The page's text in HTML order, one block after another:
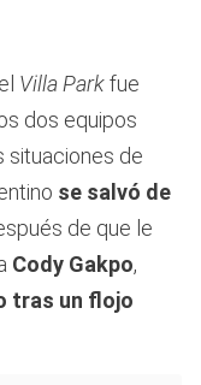
Villa Parkfue
dos equipos
situaciones de
se salvó de
de que le
Cody Gakpo,
tras un flojo